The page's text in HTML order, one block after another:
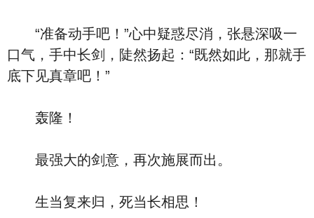
“准备动手吧！”心中疑惑尽消，张悬深吸一
口气，手中长剑，陡然扬起：“既然如此，那就手
底下见真章吧！”
轰隆！
最强大的剑意，再次施展而出。
生当复来归，死当长相思！